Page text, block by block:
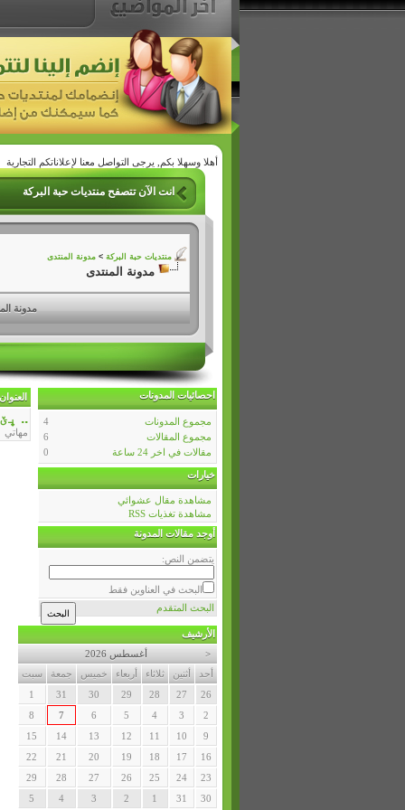
أهلا وسهلا بكم, يرجى التواصل معنا لإعلاناتكم التجارية
انت الآن تتصفح منتديات حبة البركة
منتديات حبة البركة > مدونة المنتدى
مدونة المنتدى
مدونة
العنوان
..
مهاتي
احصائيات المدونات
مجموع المدونات
4
مجموع المقالات
6
مقالات في اخر 24 ساعة
0
خيارات
مشاهدة مقال عشوائي
مشاهدة تغذيات RSS
أوجد مقالات المدونة
يتضمن النص:
البحث في العناوين فقط
البحث المتقدم
الأرشيف
<
أغسطس 2026
أحد
أثنين ثلاثاء أربعاء خميس جمعة
سبت
26
27
28
29
30
31
1
2
3
4
5
6
7
8
9
10
11
12
13
14
15
16
17
18
19
20
21
22
23
24
25
26
27
28
29
30
31
1
2
3
4
5